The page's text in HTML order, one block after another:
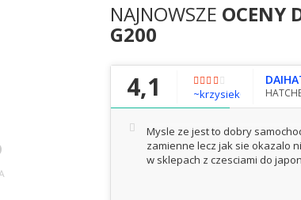
NAJNOWSZE OCENY
G200
4,1 ~krzysiek0433
Mysle ze jest to dobry
zamienne lecz jak sie okazalo
w sklepach z czesciami do